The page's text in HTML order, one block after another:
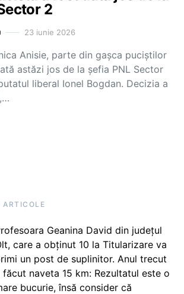
2
23 iunie 2026
Anisie, parte din gașca puciștilor
astăzi jos de la șefia PNL Sector
liberal Ionel Bogdan. Decizia a
Geanina David din județul
care a obținut 10 la Titularizare va
un post de suplinitor. Anul trecut
făcut naveta 15 km: Rezultatul este o
bucurie, însă consider că